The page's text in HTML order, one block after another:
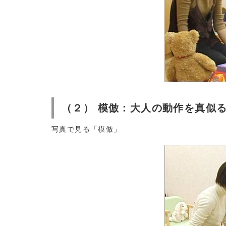
（２） 模倣：大人の動作を真似
写真で見る「模倣」